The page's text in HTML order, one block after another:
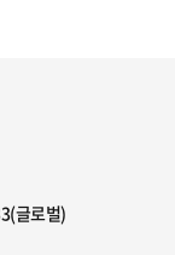
글로벌)